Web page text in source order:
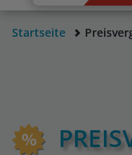
Startseite